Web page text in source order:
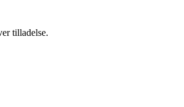
tilladelse.